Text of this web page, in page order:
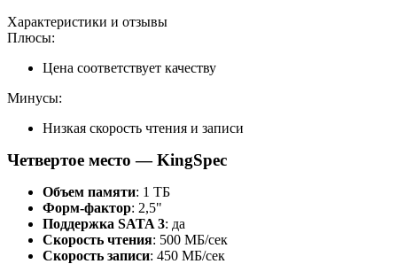
Характеристики и отзывы
Плюсы:
Цена соответствует качеству
Минусы:
Низкая скорость чтения и записи
Четвертое место — KingSpec
Объем памяти: 1 ТБ
Форм-фактор: 2,5"
Поддержка SATA 3: да
Скорость чтения: 500 МБ/сек
Скорость записи: 450 МБ/сек